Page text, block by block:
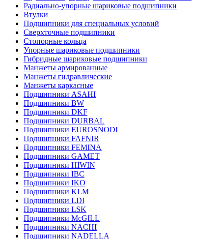
Радиально-упорные шариковые подшипники
Втулки
Подшипники для специальных условий
Сверхточные подшипники
Стопорные кольца
Упорные шариковые подшипники
Гибридные шариковые подшипники
Манжеты армированные
Манжеты гидравлические
Манжеты каркасные
Подшипники ASAHI
Подшипники BW
Подшипники DKF
Подшипники DURBAL
Подшипники EUROSNODI
Подшипники FAFNIR
Подшипники FEMINA
Подшипники GAMET
Подшипники HIWIN
Подшипники IBC
Подшипники IKO
Подшипники KLM
Подшипники LDI
Подшипники LSK
Подшипники McGILL
Подшипники NACHI
Подшипники NADELLA